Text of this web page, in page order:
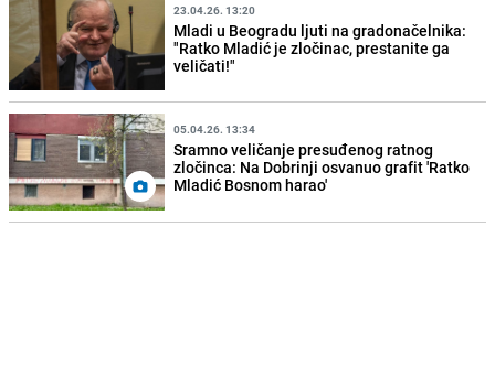
23.04.26. 13:20
Mladi u Beogradu ljuti na gradonačelnika:
"Ratko Mladić je zločinac, prestanite ga
veličati!"
05.04.26. 13:34
Sramno veličanje presuđenog ratnog
zločinca: Na Dobrinji osvanuo grafit 'Ratko
Mladić Bosnom harao'